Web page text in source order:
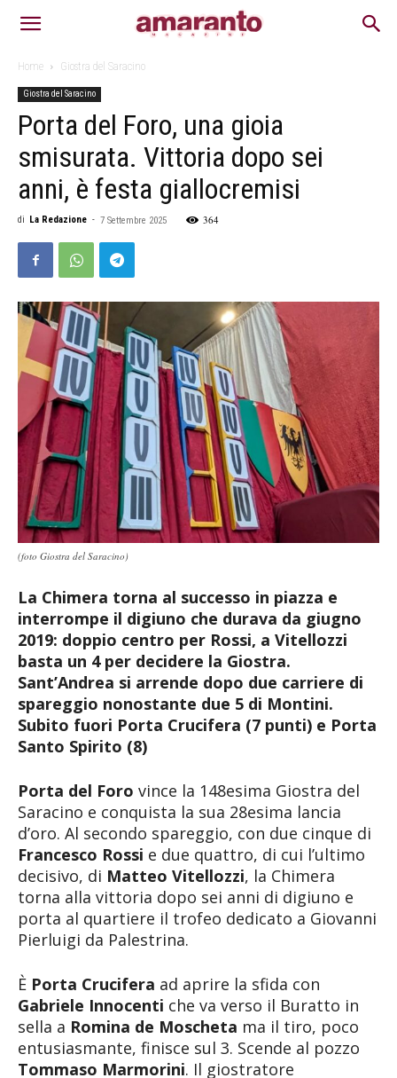
Home Giostra del Saracino
Giostra del Saracino
Porta del Foro, una gioia
smisurata. Vittoria dopo sei
anni, è festa giallocremisi
di La Redazione - 7 Settembre 2025 364
(foto Giostra del Saracino)
La Chimera torna al successo in piazza e
interrompe il digiuno che durava da giugno
2019: doppio centro per Rossi, a Vitellozzi
basta un 4 per decidere la Giostra.
Sant’Andrea si arrende dopo due carriere di
spareggio nonostante due 5 di Montini.
Subito fuori Porta Crucifera (7 punti) e Porta
Santo Spirito (8)
Porta del Foro vince la 148esima Giostra del
Saracino e conquista la sua 28esima lancia
d’oro. Al secondo spareggio, con due cinque di
Francesco Rossi e due quattro, di cui l’ultimo
decisivo, di Matteo Vitellozzi, la Chimera
torna alla vittoria dopo sei anni di digiuno e
porta al quartiere il trofeo dedicato a Giovanni
Pierluigi da Palestrina.
È Porta Crucifera ad aprire la sfida con
Gabriele Innocenti che va verso il Buratto in
sella a Romina de Moscheta ma il tiro, poco
entusiasmante, finisce sul 3. Scende al pozzo
Tommaso Marmorini. Il giostratore